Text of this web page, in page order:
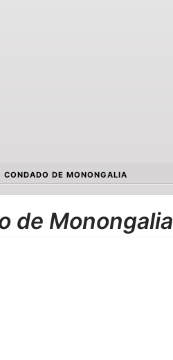
CONDADO DE MONONGALIA
de Monongalia